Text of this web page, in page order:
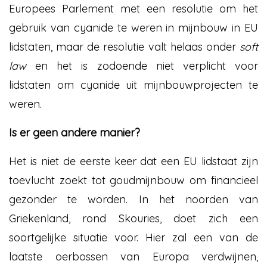
Europees Parlement met een resolutie om het
gebruik van cyanide te weren in mijnbouw in EU
lidstaten, maar de resolutie valt helaas onder soft
lawen het is zodoende niet verplicht voor
lidstaten om cyanide uit mijnbouwprojecten te
weren.
Is er geen andere manier?
Het is niet de eerste keer dat een EU lidstaat zijn
toevlucht zoekt tot goudmijnbouw om financieel
gezonder te worden. In het noorden van
Griekenland, rond Skouries, doet zich een
soortgelijke situatie voor. Hier zal een van de
laatste oerbossen van Europa verdwijnen,